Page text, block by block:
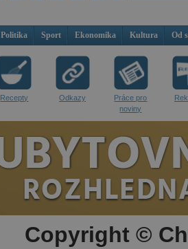
Politika Sport Ekonomika Kultura Od
Recepty Odkazy
Práce pro
noviny
Copyright ©